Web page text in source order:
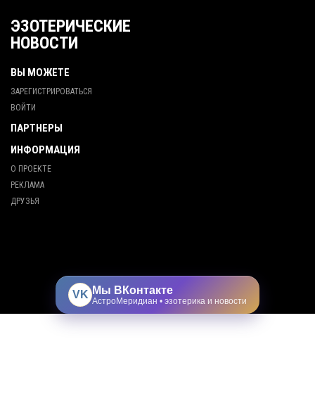
ЭЗОТЕРИЧЕСКИЕ
НОВОСТИ
ВЫ МОЖЕТЕ
ЗАРЕГИСТРИРОВАТЬСЯ
ВОЙТИ
ПАРТНЕРЫ
ИНФОРМАЦИЯ
О ПРОЕКТЕ
РЕКЛАМА
ДРУЗЬЯ
VK Мы ВКонтакте
АстроМеридиан • эзотерика и новости